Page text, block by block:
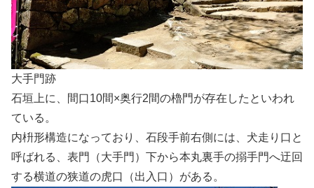
大手門跡
石垣上に、間口10間×奥行2間の櫓門が存在したといわれ
ている。
内枡形構造になっており、石段手前右側には、犬走り口と
呼ばれる、表門（大手門）下から本丸裏手の搦手門へ迂回
する横道の狭道の虎口（出入口）がある。